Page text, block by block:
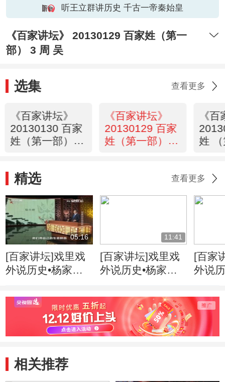
听王立群讲历史 千古一帝秦始皇
《百家讲坛》 20130129 百家姓（第一
部） 3 周 吴
选集 查看更多
《百家讲坛》
20130130 百家
姓（第一部） 4
《百家讲坛》
20130129 百家
姓（第一部） 3
《
姓
精选 查看更多
05:16
[百家讲坛]戏里戏
外说历史•杨家将
11:41
[百家讲坛]戏里戏
外说历史•杨家将
[百家
外说
相关推荐